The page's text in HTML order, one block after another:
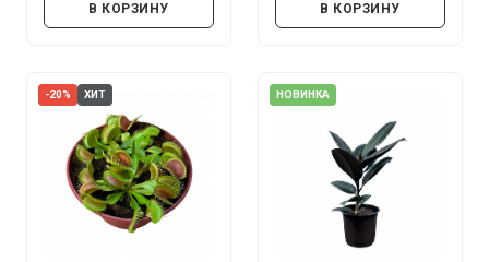
В КОРЗИНУ
В КОРЗИНУ
-20% ХИТ НОВИНКА